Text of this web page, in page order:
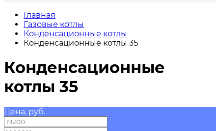
Главная
Газовые котлы
Конденсационные котлы
Конденсационные котлы 35
Конденсационные
котлы 35
Цена, руб.